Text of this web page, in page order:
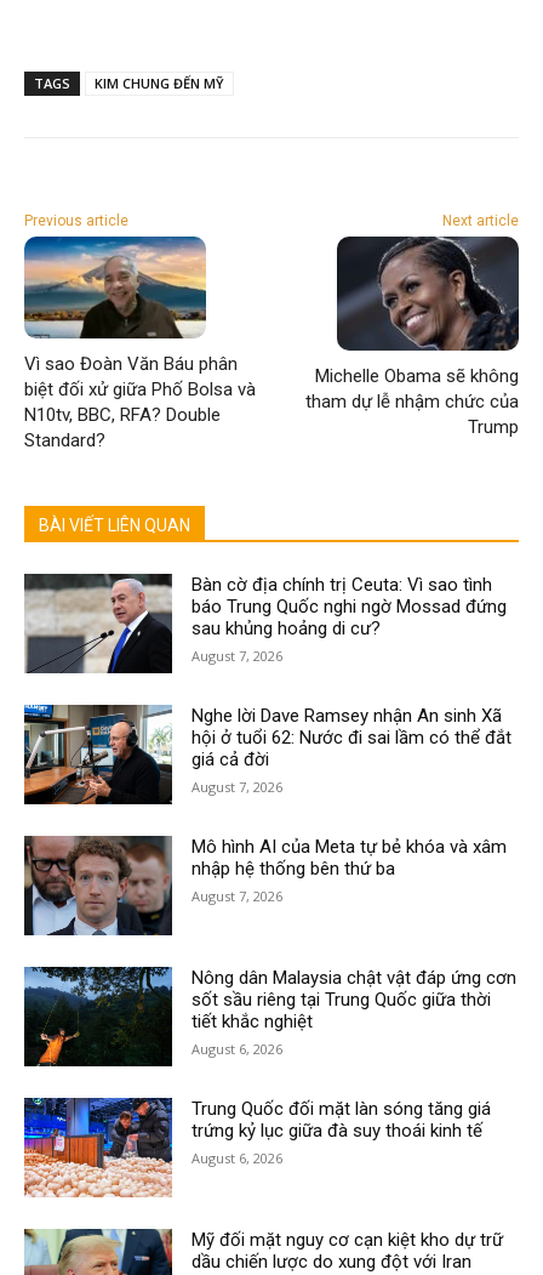
TAGS KIM CHUNG ĐẾN MỸ
Previous article
Vì sao Đoàn Văn Báu phân
biệt đối xử giữa Phố Bolsa và
N10tv, BBC, RFA? Double
Standard?
Next article
Michelle Obama sẽ không
tham dự lễ nhậm chức của
Trump
BÀI VIẾT LIÊN QUAN
Bàn cờ địa chính trị Ceuta: Vì sao tình
báo Trung Quốc nghi ngờ Mossad đứng
sau khủng hoảng di cư?
August 7, 2026
Nghe lời Dave Ramsey nhận An sinh Xã
hội ở tuổi 62: Nước đi sai lầm có thể đắt
giá cả đời
August 7, 2026
Mô hình AI của Meta tự bẻ khóa và xâm
nhập hệ thống bên thứ ba
August 7, 2026
Nông dân Malaysia chật vật đáp ứng cơn
sốt sầu riêng tại Trung Quốc giữa thời
tiết khắc nghiệt
August 6, 2026
Trung Quốc đối mặt làn sóng tăng giá
trứng kỷ lục giữa đà suy thoái kinh tế
August 6, 2026
Mỹ đối mặt nguy cơ cạn kiệt kho dự trữ
dầu chiến lược do xung đột với Iran